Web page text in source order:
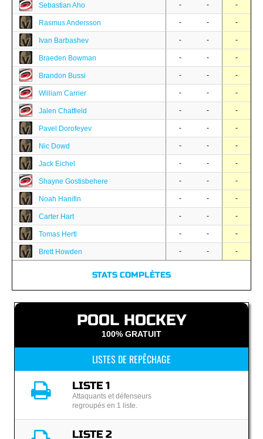
Sebastian Aho - - -
Rasmus Andersson - - -
Ivan Barbashev - - -
Braeden Bowman - - -
Brandon Bussi - - -
William Carrier - - -
Jalen Chatfield - - -
Pavel Dorofeyev - - -
Nic Dowd - - -
Jack Eichel - - -
Shayne Gostisbehere - - -
Noah Hanifin - - -
Carter Hart - - -
Tomas Hertl - - -
Brett Howden - - -
STATS COMPLÈTES
POOL HOCKEY
100% GRATUIT
LISTES DE REPÊCHAGE
LISTE 1
Attaquants et défenseurs
regroupés en 1 liste.
LISTE 2